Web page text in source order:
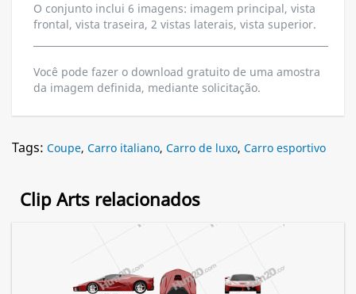
O conjunto inclui 6 imagens: imagem principal, vista
frontal, vista traseira, 2 vistas laterais, vista superior.
Você pode fazer o download gratuito de uma amostra
da imagem definida, mediante solicitação.
Tags: Coupe, Carro italiano, Carro de luxo, Carro esportivo
Clip Arts relacionados